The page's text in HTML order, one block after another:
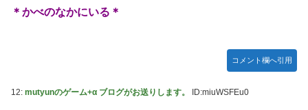
＊かべのなかにいる＊
コメント欄へ引用
12: mutyunのゲーム+α ブログがお送りします。 ID:miuWSFEu0